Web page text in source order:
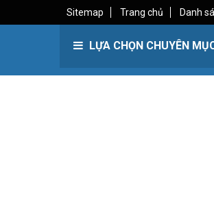
Sitemap Trang chủ Danh
LỰA CHỌN CHUYÊN